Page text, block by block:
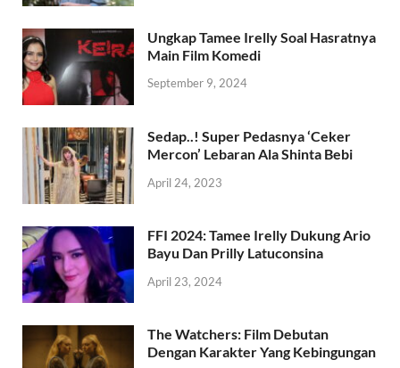
Ungkap Tamee Irelly Soal Hasratnya
Main Film Komedi
September 9, 2024
Sedap..! Super Pedasnya ‘Ceker
Mercon’ Lebaran Ala Shinta Bebi
April 24, 2023
FFI 2024: Tamee Irelly Dukung Ario
Bayu Dan Prilly Latuconsina
April 23, 2024
The Watchers: Film Debutan
Dengan Karakter Yang Kebingungan